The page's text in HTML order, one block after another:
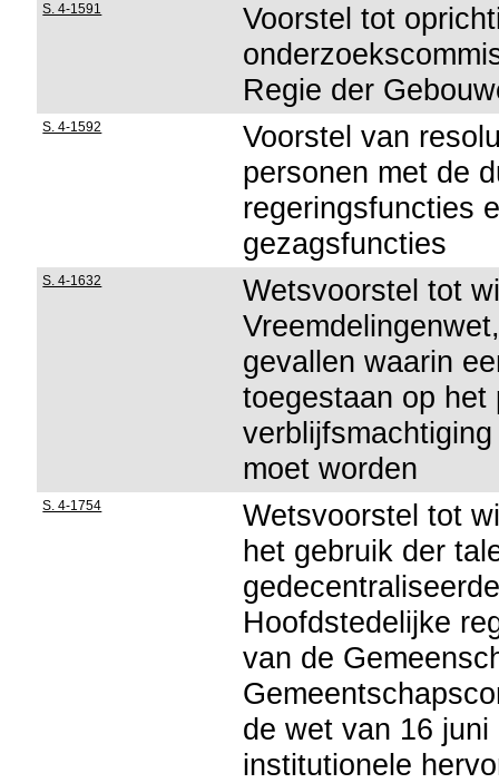
S. 4-1591
Voorstel tot
Regie der
S. 4-1592
Voorstel van
personen met de
regeringsfuncties
gezagsfuncties
S. 4-1632
Wetsvoorstel tot
gevallen waarin
toegestaan op het
moet worden
S. 4-1754
Wetsvoorstel tot
het gebruik der
Hoofdstedelijke
van de
de wet van 16
institutionele